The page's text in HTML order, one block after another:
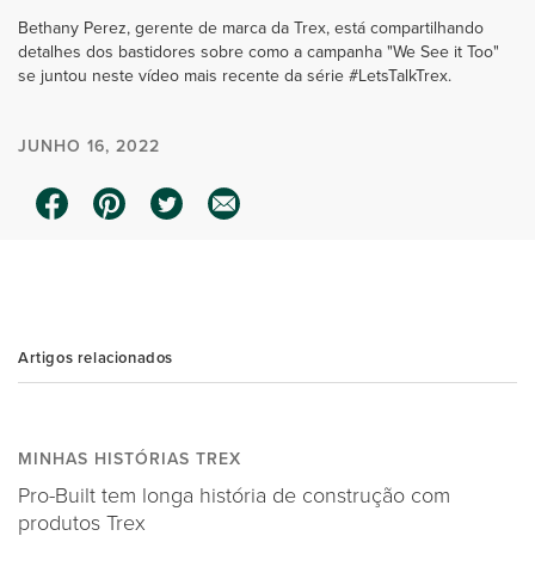
Bethany Perez, gerente de marca da Trex, está compartilhando
detalhes dos bastidores sobre como a campanha "We See it Too"
se juntou neste vídeo mais recente da série #LetsTalkTrex.
JUNHO 16, 2022
Artigos relacionados
MINHAS HISTÓRIAS TREX
Pro-Built tem longa história de construção com
produtos Trex